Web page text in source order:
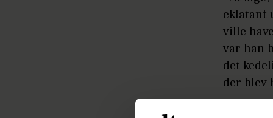
eklatant
ville
var han
det
der blev